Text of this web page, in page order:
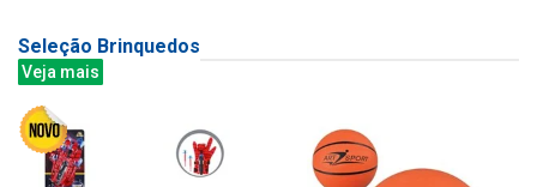
Seleção Brinquedos
Veja mais